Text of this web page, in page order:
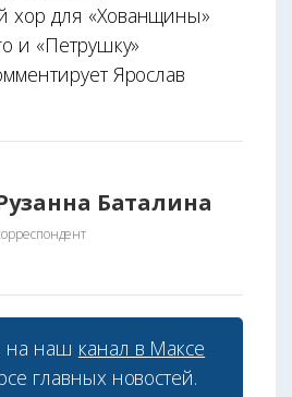
хор для «Хованщины»
и «Петрушку»
Ярослав
Баталина
на наш канал в Максе
главных новостей.